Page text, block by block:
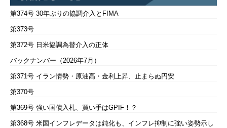
第374号 30年ぶりの協調介入とFIMA
第373号
第372号 日米協調為替介入の正体
バックナンバー（2026年7月）
第371号 イラン情勢・原油高・金利上昇、止まらぬ円安
第370号
第369号 強い国債入札、買い手はGPIF！？
第368号 米国インフレデータは鈍化も、インフレ抑制に強い姿勢示し